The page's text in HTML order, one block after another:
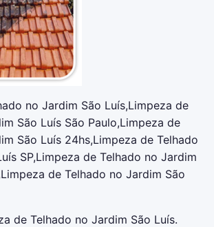
no Jardim São Luís,Limpeza de
São Luís São Paulo,Limpeza de
São Luís 24hs,Limpeza de Telhado
SP,Limpeza de Telhado no Jardim
de Telhado no Jardim São
de Telhado no Jardim São Luís.